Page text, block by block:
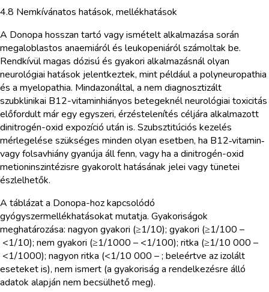
4.8 Nemkívánatos hatások, mellékhatások
A Donopa hosszan tartó vagy ismételt alkalmazása során
megaloblastos anaemiáról és leukopeniáról számoltak be.
Rendkívül magas dózisú és gyakori alkalmazásnál olyan
neurológiai hatások jelentkeztek, mint például a polyneuropathia
és a myelopathia. Mindazonáltal, a nem diagnosztizált
szubklinikai B12-vitaminhiányos betegeknél neurológiai toxicitás
előfordult már egy egyszeri, érzéstelenítés céljára alkalmazott
dinitrogén-oxid expozíció után is. Szubsztitúciós kezelés
mérlegelése szükséges minden olyan esetben, ha B12‑vitamin‑
vagy folsavhiány gyanúja áll fenn, vagy ha a dinitrogén-oxid
metioninszintézisre gyakorolt hatásának jelei vagy tünetei
észlelhetők.
A táblázat a Donopa-hoz kapcsolódó
gyógyszermellékhatásokat mutatja. Gyakoriságok
meghatározása: nagyon gyakori (≥1/10); gyakori (≥1/100 –
<1/10); nem gyakori (≥1/1000 – <1/100); ritka (≥1/10 000 –
<1/1000); nagyon ritka (<1/10 000 – ; beleértve az izolált
eseteket is), nem ismert (a gyakoriság a rendelkezésre álló
adatok alapján nem becsülhető meg).